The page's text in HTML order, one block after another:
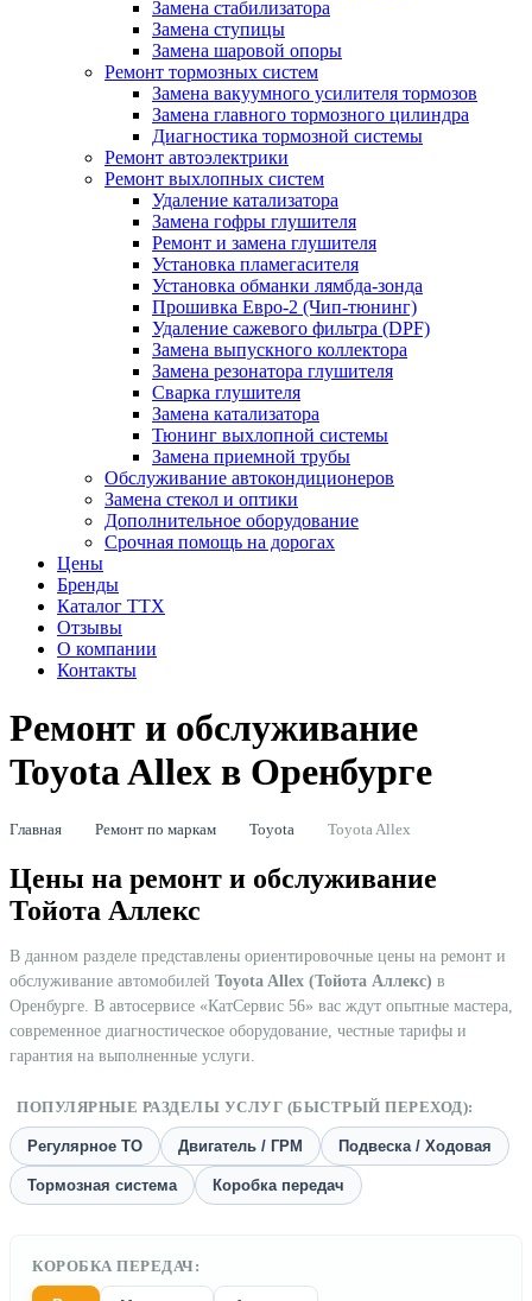
Замена стабилизатора
Замена ступицы
Замена шаровой опоры
Ремонт тормозных систем
Замена вакуумного усилителя тормозов
Замена главного тормозного цилиндра
Диагностика тормозной системы
Ремонт автоэлектрики
Ремонт выхлопных систем
Удаление катализатора
Замена гофры глушителя
Ремонт и замена глушителя
Установка пламегасителя
Установка обманки лямбда-зонда
Прошивка Евро-2 (Чип-тюнинг)
Удаление сажевого фильтра (DPF)
Замена выпускного коллектора
Замена резонатора глушителя
Сварка глушителя
Замена катализатора
Тюнинг выхлопной системы
Замена приемной трубы
Обслуживание автокондиционеров
Замена стекол и оптики
Дополнительное оборудование
Срочная помощь на дорогах
Цены
Бренды
Каталог ТТХ
Отзывы
О компании
Контакты
Ремонт и обслуживание
Toyota Allex в Оренбурге
Главная Ремонт по маркам Toyota Toyota Allex
Цены на ремонт и обслуживание
Тойота Аллекс
В данном разделе представлены ориентировочные цены на ремонт и
обслуживание автомобилей Toyota Allex (Тойота Аллекс) в
Оренбурге. В автосервисе «КатСервис 56» вас ждут опытные мастера,
современное диагностическое оборудование, честные тарифы и
гарантия на выполненные услуги.
ПОПУЛЯРНЫЕ РАЗДЕЛЫ УСЛУГ (БЫСТРЫЙ ПЕРЕХОД):
Регулярное ТО Двигатель / ГРМ Подвеска / Ходовая
Тормозная система Коробка передач
КОРОБКА ПЕРЕДАЧ: